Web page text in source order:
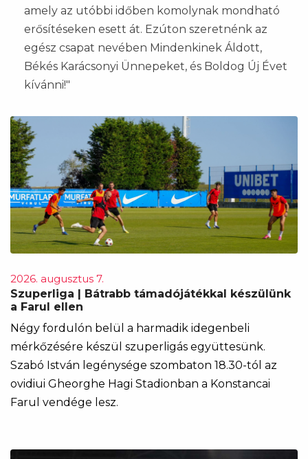
amely az utóbbi időben komolynak mondható
erősítéseken esett át. Ezúton szeretnénk az
egész csapat nevében Mindenkinek Áldott,
Békés Karácsonyi Ünnepeket, és Boldog Új Évet
kívánni!"
2026. augusztus 7.
Szuperliga | Bátrabb támadójátékkal készülünk
a Farul ellen
Négy fordulón belül a harmadik idegenbeli
mérkőzésére készül szuperligás együttesünk.
Szabó István legénysége szombaton 18.30-tól az
ovidiui Gheorghe Hagi Stadionban a Konstancai
Farul vendége lesz.